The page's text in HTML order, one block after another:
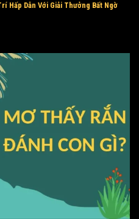
Hấp Dẫn Với Giải Thưởng Bất Ngờ